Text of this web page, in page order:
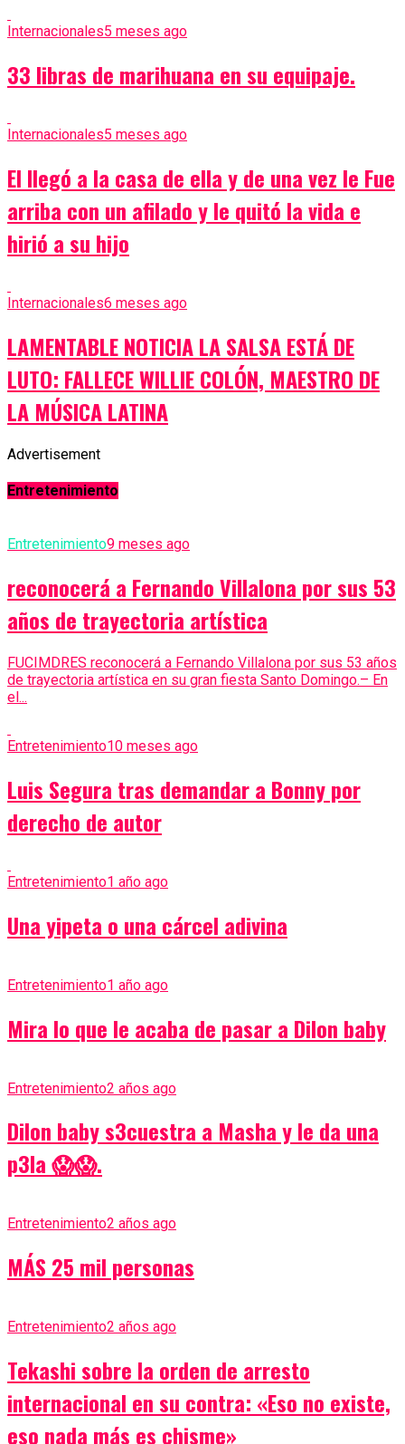
Internacionales5 meses ago
33 libras de marihuana en su equipaje.
Internacionales5 meses ago
El llegó a la casa de ella y de una vez le Fue
arriba con un afilado y le quitó la vida e
hirió a su hijo
Internacionales6 meses ago
LAMENTABLE NOTICIA LA SALSA ESTÁ DE
LUTO: FALLECE WILLIE COLÓN, MAESTRO DE
LA MÚSICA LATINA
Advertisement
Entretenimiento
Entretenimiento9 meses ago
reconocerá a Fernando Villalona por sus 53
años de trayectoria artística
FUCIMDRES reconocerá a Fernando Villalona por sus 53 años
de trayectoria artística en su gran fiesta Santo Domingo.– En
el...
Entretenimiento10 meses ago
Luis Segura tras demandar a Bonny por
derecho de autor
Entretenimiento1 año ago
Una yipeta o una cárcel adivina
Entretenimiento1 año ago
Mira lo que le acaba de pasar a Dilon baby
Entretenimiento2 años ago
Dilon baby s3cuestra a Masha y le da una
p3la 😱😱.
Entretenimiento2 años ago
MÁS 25 mil personas
Entretenimiento2 años ago
Tekashi sobre la orden de arresto
internacional en su contra: «Eso no existe,
eso nada más es chisme»